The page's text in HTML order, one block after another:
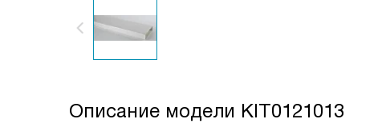
Описание модели KIT0121013